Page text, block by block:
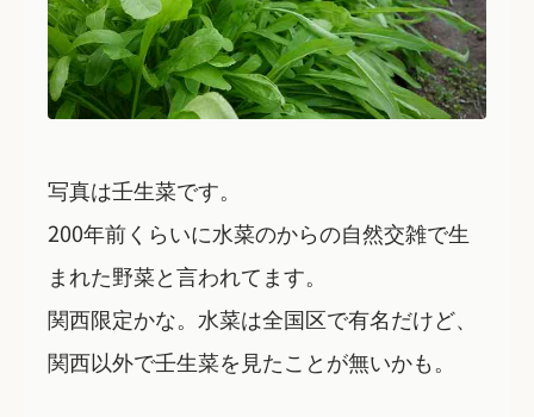
写真は壬生菜です。
200年前くらいに水菜のからの自然交雑で生
まれた野菜と言われてます。
関西限定かな。水菜は全国区で有名だけど、
関西以外で壬生菜を見たことが無いかも。